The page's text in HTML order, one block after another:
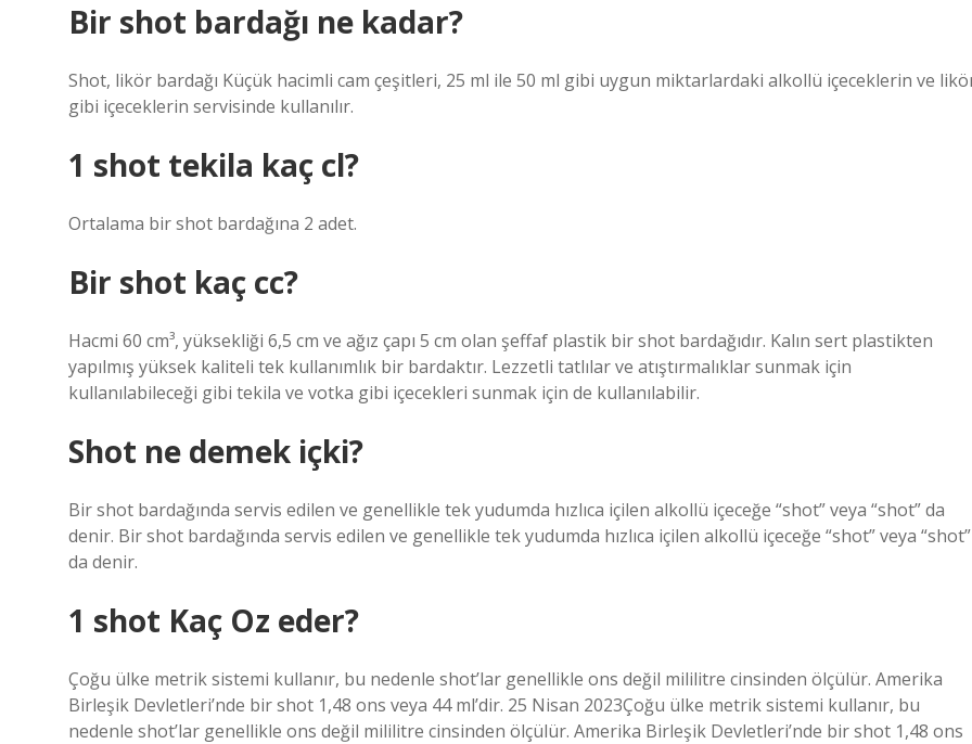
Bir shot bardağı ne kadar?
Shot, likör bardağı Küçük hacimli cam çeşitleri, 25 ml ile 50 ml gibi uygun miktarlardaki alkollü içeceklerin ve
gibi içeceklerin servisinde kullanılır.
1 shot tekila kaç cl?
Ortalama bir shot bardağına 2 adet.
Bir shot kaç cc?
Hacmi 60 cm³, yüksekliği 6,5 cm ve ağız çapı 5 cm olan şeffaf plastik bir shot bardağıdır. Kalın sert plastikten
yapılmış yüksek kaliteli tek kullanımlık bir bardaktır. Lezzetli tatlılar ve atıştırmalıklar sunmak için
kullanılabileceği gibi tekila ve votka gibi içecekleri sunmak için de kullanılabilir.
Shot ne demek içki?
Bir shot bardağında servis edilen ve genellikle tek yudumda hızlıca içilen alkollü içeceğe “shot” veya “shot” da
denir. Bir shot bardağında servis edilen ve genellikle tek yudumda hızlıca içilen alkollü içeceğe “shot” veya “shot”
da denir.
1 shot Kaç Oz eder?
Çoğu ülke metrik sistemi kullanır, bu nedenle shot’lar genellikle ons değil mililitre cinsinden ölçülür. Amerika
Birleşik Devletleri’nde bir shot 1,48 ons veya 44 ml’dir. 25 Nisan 2023Çoğu ülke metrik sistemi kullanır, bu
nedenle shot’lar genellikle ons değil mililitre cinsinden ölçülür. Amerika Birleşik Devletleri’nde bir shot 1,48 ons